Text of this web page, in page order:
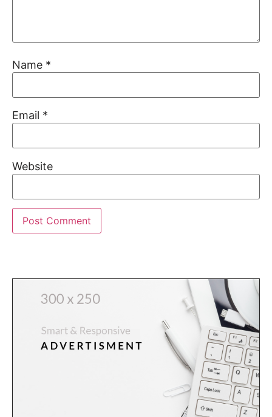
Name *
Email *
Website